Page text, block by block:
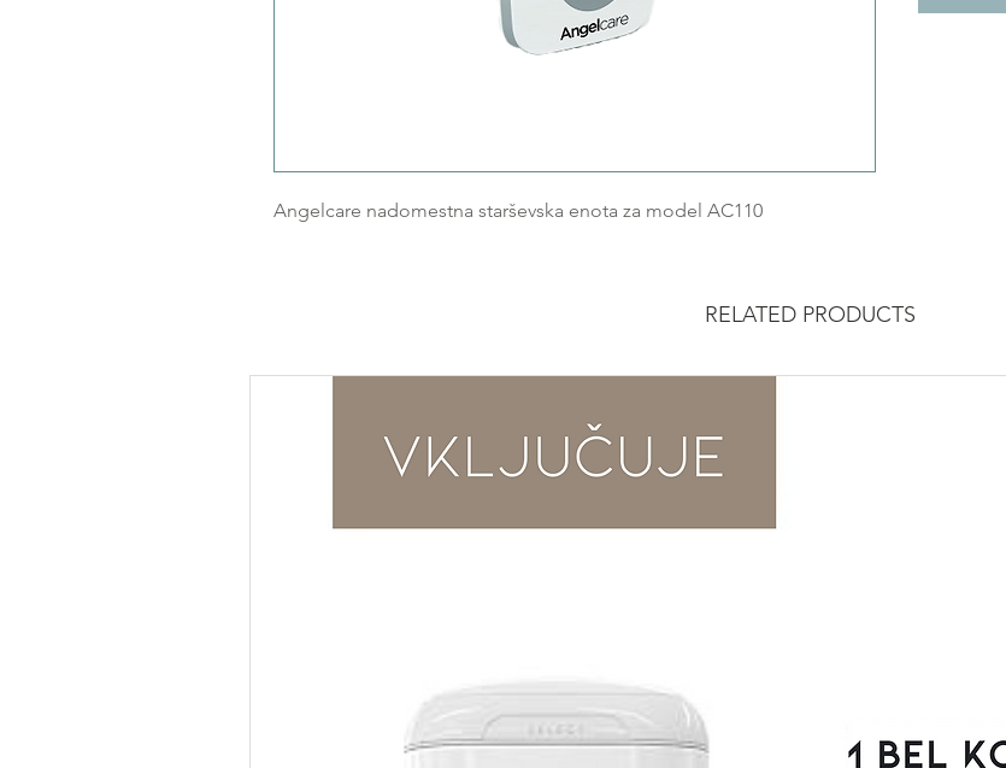
Angelcare nadomestna starševska enota za model AC110
RELATED PRODUCTS